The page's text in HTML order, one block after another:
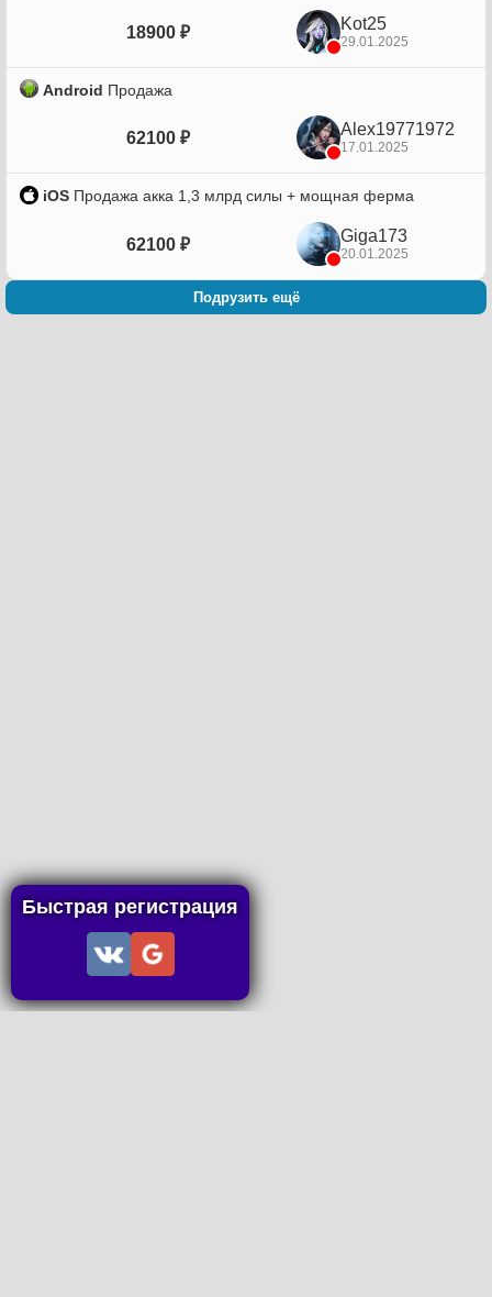
18900 ₽ Kot25
29.01.2025
Android Продажа
62100 ₽ Alex19771972
17.01.2025
iOS Продажа акка 1,3 млрд силы + мощная ферма
62100 ₽ Giga173
20.01.2025
Подрузить ещё
Быстрая регистрация